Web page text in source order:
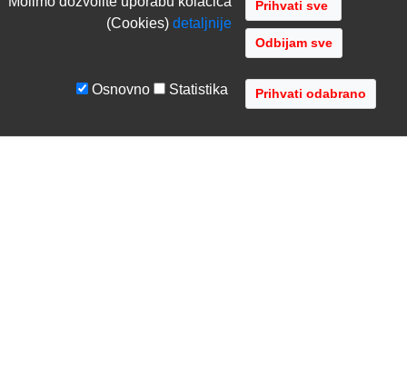
(Cookies)detaljnije
Odbijam sve
Osnovno Statistika